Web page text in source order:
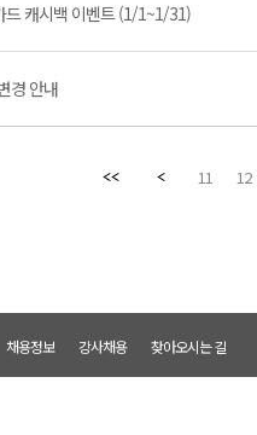
드 캐시백 이벤트 (1/1~1/31)
경 안내
11 12
채용정보 강사채용 찾아오시는 길